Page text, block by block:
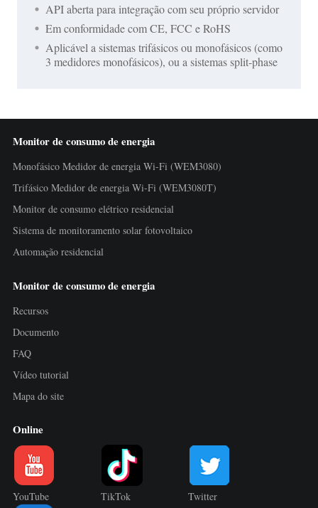
API aberta para integração com seu próprio servidor
Em conformidade com CE, FCC e RoHS
Aplicável a sistemas trifásicos ou monofásicos (como
3 medidores monofásicos), ou a sistemas split-phase
Monitor de consumo de energia
Monofásico Medidor de energia Wi-Fi (WEM3080)
Trifásico Medidor de energia Wi-Fi (WEM3080T)
Monitor de consumo elétrico residencial
Sistema de monitoramento solar fotovoltaico
Automação residencial
Monitor de consumo de energia
Recursos
Documento
FAQ
Vídeo tutorial
Mapa do site
Online
YouTube TikTok Twitter